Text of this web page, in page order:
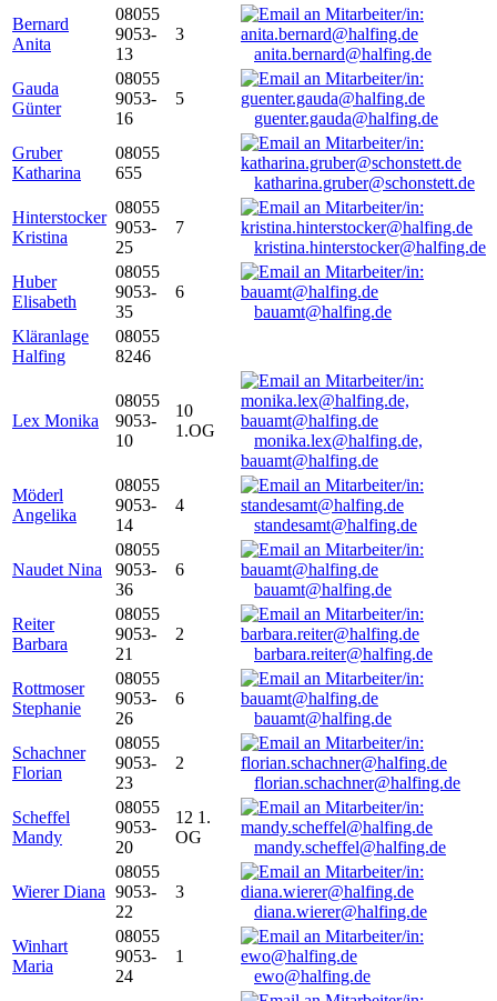
Bernard
Anita
08055
9053-
13
3
anita.bernard@halfing.de
Gauda
Günter
08055
9053-
16
5
guenter.gauda@halfing.de
Gruber
Katharina
08055
655
katharina.gruber@schonstett.de
Hinterstocker
Kristina
08055
9053-
25
7
kristina.hinterstocker@halfing.de
Huber
Elisabeth
08055
9053-
35
6
bauamt@halfing.de
Kläranlage
Halfing
08055
8246
Lex Monika
08055
9053-
10
10
1.OG
monika.lex@halfing.de,
bauamt@halfing.de
Möderl
Angelika
08055
9053-
14
4
standesamt@halfing.de
Naudet Nina
08055
9053-
36
6
bauamt@halfing.de
Reiter
Barbara
08055
9053-
21
2
barbara.reiter@halfing.de
Rottmoser
Stephanie
08055
9053-
26
6
bauamt@halfing.de
Schachner
Florian
08055
9053-
23
2
florian.schachner@halfing.de
Scheffel
Mandy
08055
9053-
20
12 1.
OG
mandy.scheffel@halfing.de
Wierer Diana
08055
9053-
22
3
diana.wierer@halfing.de
Winhart
Maria
08055
9053-
24
1
ewo@halfing.de